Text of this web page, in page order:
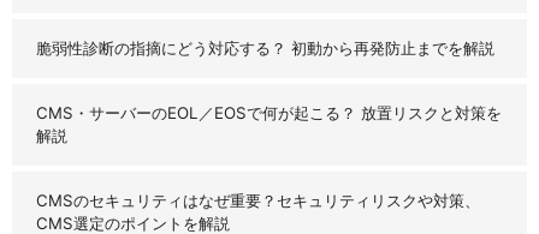
脆弱性診断の指摘にどう対応する？ 初動から再発防止までを解説
CMS・サーバーのEOL／EOSで何が起こる？ 放置リスクと対策を
解説
CMSのセキュリティはなぜ重要？セキュリティリスクや対策、
CMS選定のポイントを解説